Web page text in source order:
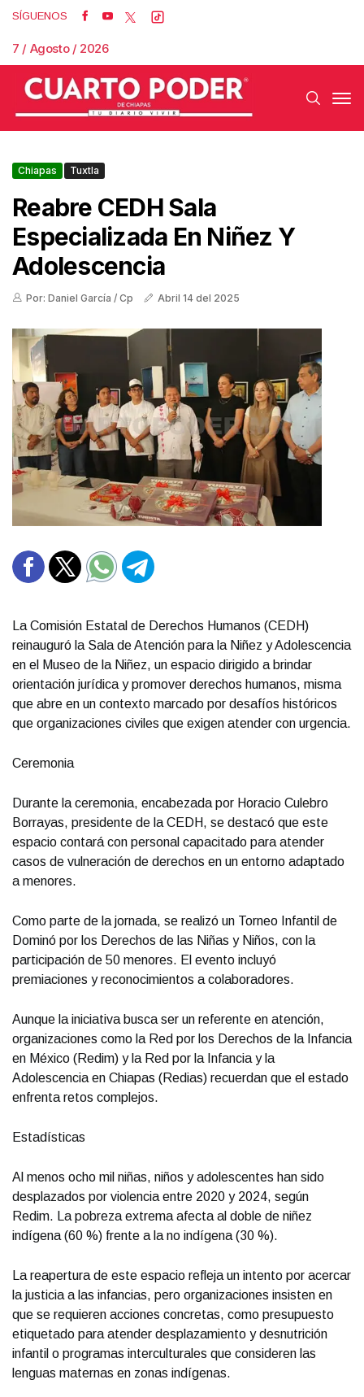
SÍGUENOS
7 / Agosto / 2026
Chiapas Tuxtla
Reabre CEDH Sala
Especializada En Niñez Y
Adolescencia
Por: Daniel García / Cp Abril 14 del 2025
La Comisión Estatal de Derechos Humanos (CEDH)
reinauguró la Sala de Atención para la Niñez y Adolescencia
en el Museo de la Niñez, un espacio dirigido a brindar
orientación jurídica y promover derechos humanos, misma
que abre en un contexto marcado por desafíos históricos
que organizaciones civiles que exigen atender con urgencia.
Ceremonia
Durante la ceremonia, encabezada por Horacio Culebro
Borrayas, presidente de la CEDH, se destacó que este
espacio contará con personal capacitado para atender
casos de vulneración de derechos en un entorno adaptado
a menores.
Como parte de la jornada, se realizó un Torneo Infantil de
Dominó por los Derechos de las Niñas y Niños, con la
participación de 50 menores. El evento incluyó
premiaciones y reconocimientos a colaboradores.
Aunque la iniciativa busca ser un referente en atención,
organizaciones como la Red por los Derechos de la Infancia
en México (Redim) y la Red por la Infancia y la
Adolescencia en Chiapas (Redias) recuerdan que el estado
enfrenta retos complejos.
Estadísticas
Al menos ocho mil niñas, niños y adolescentes han sido
desplazados por violencia entre 2020 y 2024, según
Redim. La pobreza extrema afecta al doble de niñez
indígena (60 %) frente a la no indígena (30 %).
La reapertura de este espacio refleja un intento por acercar
la justicia a las infancias, pero organizaciones insisten en
que se requieren acciones concretas, como presupuesto
etiquetado para atender desplazamiento y desnutrición
infantil o programas interculturales que consideren las
lenguas maternas en zonas indígenas.